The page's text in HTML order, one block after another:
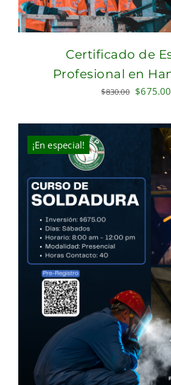
Certificado de
Profesional en
$830.00 Original
was:
$675.00
¡En especial!